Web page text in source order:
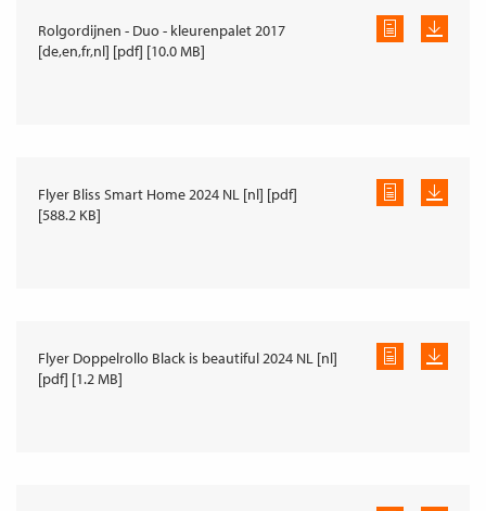
Rolgordijnen - Duo - kleurenpalet 2017
[de,en,fr,nl] [pdf] [10.0 MB]
Flyer Bliss Smart Home 2024 NL [nl] [pdf]
[588.2 KB]
Flyer Doppelrollo Black is beautiful 2024 NL [nl]
[pdf] [1.2 MB]